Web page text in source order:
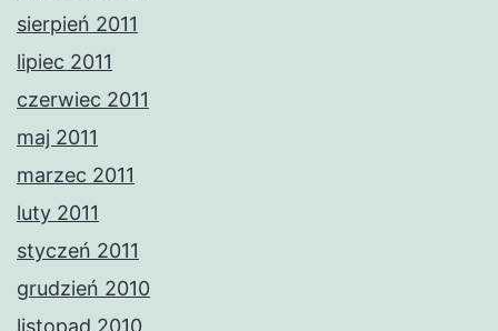
sierpień 2011
lipiec 2011
czerwiec 2011
maj 2011
marzec 2011
luty 2011
styczeń 2011
grudzień 2010
listopad 2010